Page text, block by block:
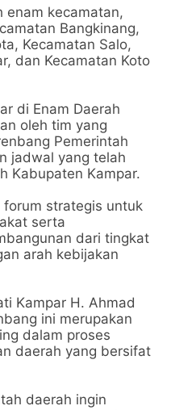
enam kecamatan,
Bangkinang,
Kecamatan Salo,
dan Kecamatan Koto
di Enam Daerah
oleh tim yang
Pemerintah
jadwal yang telah
Kabupaten Kampar.
strategis untuk
serta
dari tingkat
arah kebijakan
Kampar H. Ahmad
ini merupakan
dalam proses
daerah yang bersifat
daerah ingin